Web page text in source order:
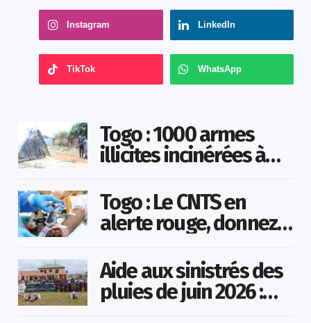
Instagram LinkedIn
TikTok WhatsApp
Togo : 1000 armes
illicites incinérées à
Togo : Le CNTS en
alerte rouge, donnez
sauver des vies !
Aide aux sinistrés des
pluies de juin 2026 :